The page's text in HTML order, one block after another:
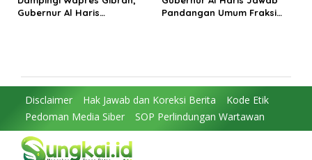
Gubernur Al Haris
Pandangan Umum Fraksi
Disclaimer Hak Jawab dan Koreksi Berita
Kode Etik
Pedoman Media Siber
SOP Perlindungan Wartawan